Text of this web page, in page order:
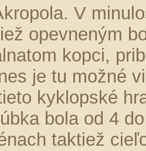
V
opevneným
kopci,
je tu možné
kyklopské
bola od 4
taktiež